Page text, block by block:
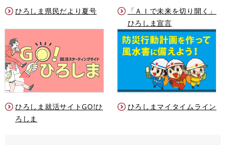
ひろしま県民だより夏号
「ＡＩで未来を切り開く」
ひろしま宣言
ひろしま就活サイトGO!ひ
ろしま
ひろしまマイタイムライン